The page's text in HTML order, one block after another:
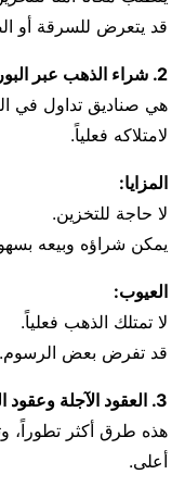
قد يتعرض للسرقة أو
2. شراء الذهب عبر البورصة (ETFs)
هي صناديق تداول في
لامتلاكه فعلياً.
المزايا:
لا حاجة للتخزين.
يمكن شراؤه وبيعه
العيوب:
لا تمتلك الذهب فعلياً.
قد تفرض بعض الرسوم.
3. العقود الآجلة وعقود الفروقات (CFDs)
هذه طرق أكثر تطوراً،
أعلى.